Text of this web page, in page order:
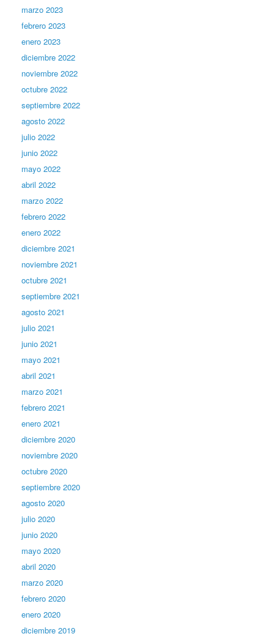
marzo 2023
febrero 2023
enero 2023
diciembre 2022
noviembre 2022
octubre 2022
septiembre 2022
agosto 2022
julio 2022
junio 2022
mayo 2022
abril 2022
marzo 2022
febrero 2022
enero 2022
diciembre 2021
noviembre 2021
octubre 2021
septiembre 2021
agosto 2021
julio 2021
junio 2021
mayo 2021
abril 2021
marzo 2021
febrero 2021
enero 2021
diciembre 2020
noviembre 2020
octubre 2020
septiembre 2020
agosto 2020
julio 2020
junio 2020
mayo 2020
abril 2020
marzo 2020
febrero 2020
enero 2020
diciembre 2019